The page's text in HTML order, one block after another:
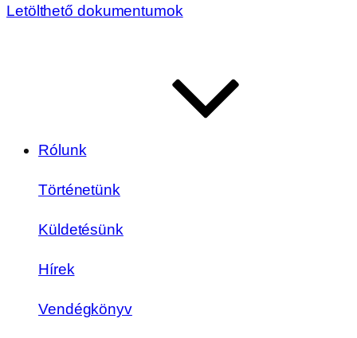
Letölthető dokumentumok
Rólunk
Történetünk
Küldetésünk
Hírek
Vendégkönyv